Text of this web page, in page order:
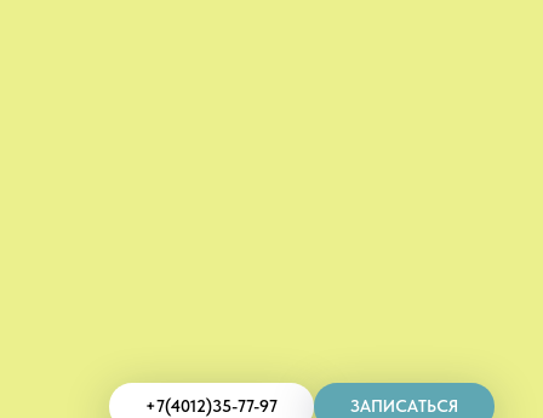
+7(4012)35-77-97 ЗАПИСАТЬСЯ